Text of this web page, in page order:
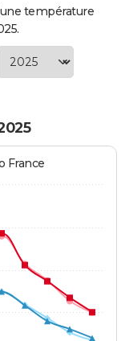
température
France